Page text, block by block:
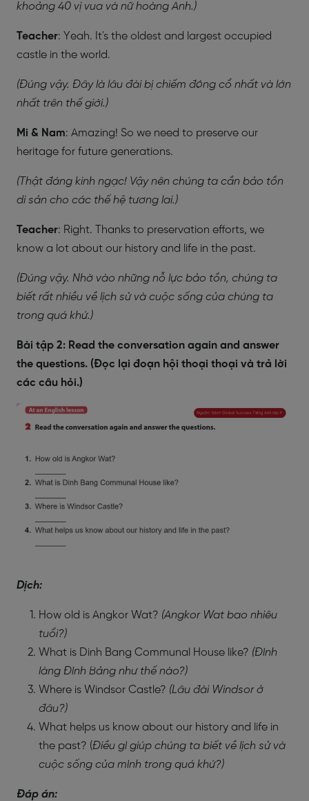
khoảng 40 vị vua và nữ hoàng Anh.)
Teacher: Yeah. It's the oldest and largest occupied
castle in the world.
(Đúng vậy. Đây là lâu đài bị chiếm đóng cổ nhất và lớn
nhất trên thế giới.)
Mi & Nam: Amazing! So we need to preserve our
heritage for future generations.
(Thật đáng kinh ngạc! Vậy nên chúng ta cần bảo tồn
di sản cho các thế hệ tương lai.)
Teacher: Right. Thanks to preservation efforts, we
know a lot about our history and life in the past.
(Đúng vậy. Nhờ vào những nỗ lực bảo tồn, chúng ta
biết rất nhiều về lịch sử và cuộc sống của chúng ta
trong quá khứ.)
Bài tập 2: Read the conversation again and answer
the questions. (Đọc lại đoạn hội thoại thoại và trả lời
các câu hỏi.)
Dịch:
How old is Angkor Wat? (Angkor Wat bao nhiêu
tuổi?)
What is Dinh Bang Communal House like? (Đình
làng Đình Bảng như thế nào?)
Where is Windsor Castle? (Lâu đài Windsor ở
đâu?)
What helps us know about our history and life in
the past? (Điều gì giúp chúng ta biết về lịch sử và
cuộc sống của mình trong quá khứ?)
Đáp án: